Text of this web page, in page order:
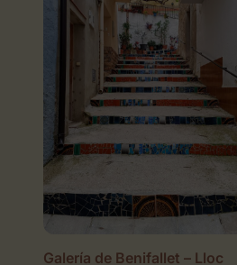
Galería de Benifallet – Lloc